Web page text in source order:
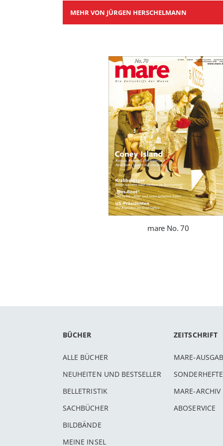
MEHR VON JÜRGEN HERSCHELMANN
mare No. 70
BÜCHER
ALLE BÜCHER
NEUHEITEN UND BESTSELLER
BELLETRISTIK
SACHBÜCHER
BILDBÄNDE
MEINE INSEL
ZEITSCHRIFT
MARE-
SONDERHEFTE
MARE-ARCHIV
ABOSERVICE